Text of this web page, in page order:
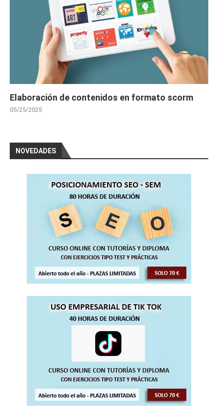
Elaboración de contenidos en formato scorm
05/25/2025
NOVEDADES